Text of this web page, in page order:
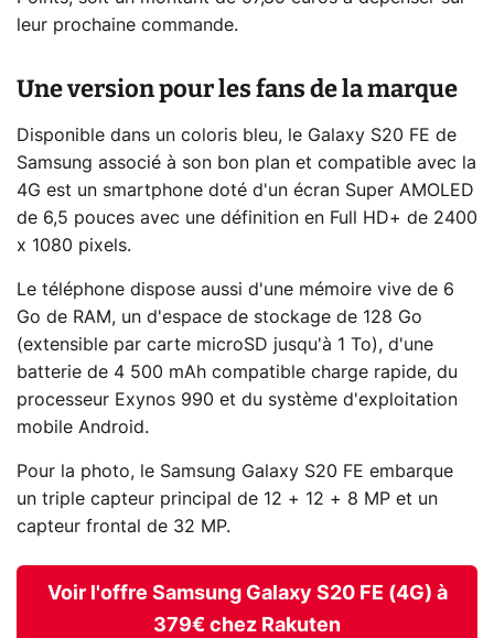
leur prochaine commande.
Une version pour les fans de la marque
Disponible dans un coloris bleu, le Galaxy S20 FE de
Samsung associé à son bon plan et compatible avec la
4G est un smartphone doté d'un écran Super AMOLED
de 6,5 pouces avec une définition en Full HD+ de 2400
x 1080 pixels.
Le téléphone dispose aussi d'une mémoire vive de 6
Go de RAM, un d'espace de stockage de 128 Go
(extensible par carte microSD jusqu'à 1 To), d'une
batterie de 4 500 mAh compatible charge rapide, du
processeur Exynos 990 et du système d'exploitation
mobile Android.
Pour la photo, le Samsung Galaxy S20 FE embarque
un triple capteur principal de 12 + 12 + 8 MP et un
capteur frontal de 32 MP.
Voir l'offre Samsung Galaxy S20 FE (4G) à
379€ chez Rakuten